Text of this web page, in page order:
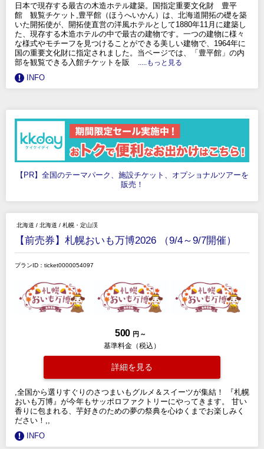
日本で現存する最古の木造ホテル建築。国指定重要文化財 豊平
館 観覧チケット,豊平館（ほうへいかん）は、北海道開拓の礎を築
いた開拓使が、開拓使直営の洋風ホテルとして1880年11月に建築し
た、現存する木造ホテルの中で最古の建物です。一つの建物に様々
な様式やモチーフを見つけることができる美しい建物で、1964年に
国の重要文化財に指定されました。当ページでは、「豊平館」の内
部を観覧できる入館チケットを販
.....もっと見る
INFO
【PR】全国のテーマパーク、施設チケット、オプショナルツアーを
販売！
北海道 / 北海道 / 札幌・定山渓
【前売券】札幌おいも万博2026 （9/4～9/7開催）
プランID：ticket0000054097
500 円 ～
基準料金（税込）
詳細を見る
,全国から選りすぐりのさつまいもグルメ＆スイーツが集結！ 『札幌
おいも万博』が今年もサッポロファクトリーにやってきます。 甘い
香りに包まれる、芋好きのための夢の祭典を心ゆくまでお楽しみく
ださい！,,
INFO